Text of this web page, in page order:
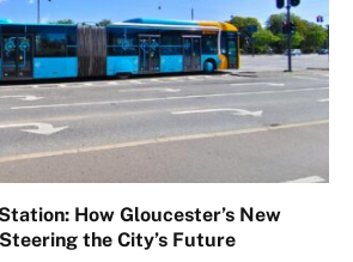
How Gloucester’s New
the City’s Future